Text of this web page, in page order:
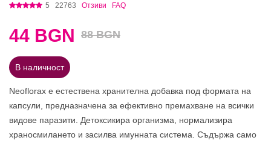
5 22763 Отзиви FAQ
44 BGN 88 BGN
В наличност
Neoflorax е естествена хранителна добавка под формата на
капсули, предназначена за ефективно премахване на всички
видове паразити. Детоксикира организма, нормализира
храносмилането и засилва имунната система. Съдържа само